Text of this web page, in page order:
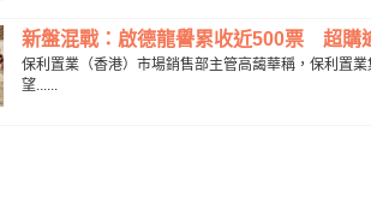
新盤混戰：啟德龍譽累收近500票 超購
保利置業（香港）市場銷售部主管高藹華稱，保利置
望......